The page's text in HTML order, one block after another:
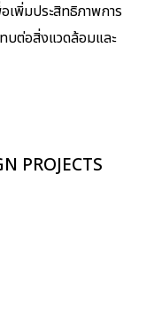
พิ่มประสิทธิภาพการ
บต่อสิ่งแวดล้อมและ
PROJECTS